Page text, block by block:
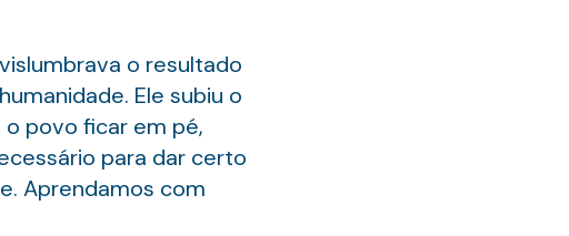
o resultado
Ele subiu o
o povo ficar em pé,
para dar certo
Aprendamos com